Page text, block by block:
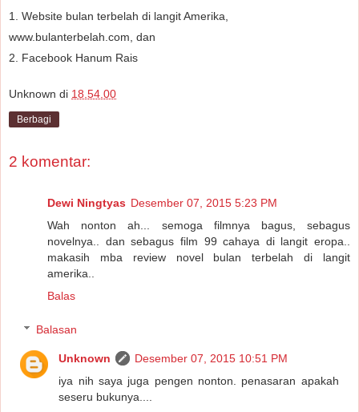
1. Website bulan terbelah di langit Amerika,
www.bulanterbelah.com, dan
2. Facebook Hanum Rais
Unknown di 18.54.00
Berbagi
2 komentar:
Dewi Ningtyas Desember 07, 2015 5:23 PM
Wah nonton ah... semoga filmnya bagus, sebagus
novelnya.. dan sebagus film 99 cahaya di langit eropa..
makasih mba review novel bulan terbelah di langit
amerika..
Balas
Balasan
Unknown
Desember 07, 2015 10:51 PM
iya nih saya juga pengen nonton. penasaran apakah
seseru bukunya....